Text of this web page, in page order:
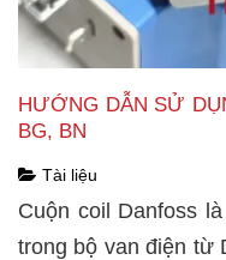
HƯỚNG DẪN SỬ
BG, BN
Tài liệu
Cuộn coil Danfoss
trong bộ van điện từ